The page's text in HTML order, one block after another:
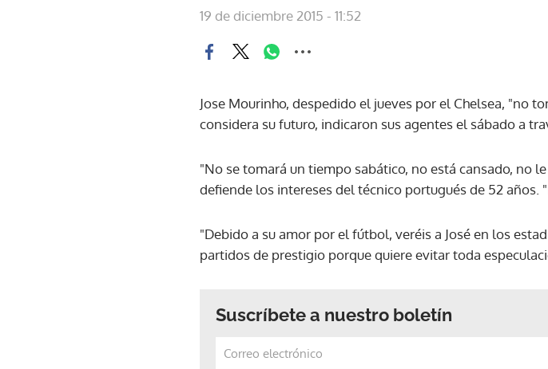
19 de diciembre 2015 - 11:52
Jose Mourinho, despedido el jueves por el Chelsea, "no
considera su futuro, indicaron sus agentes el sábado a
"No se tomará un tiempo sabático, no está cansado, no
defiende los intereses del técnico portugués de 52 años.
"Debido a su amor por el fútbol, veréis a José en los
partidos de prestigio porque quiere evitar toda
Suscríbete a nuestro boletín